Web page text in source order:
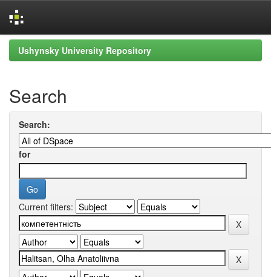
Skip
navigation
Ushynsky University Repository
Search
Search:
for
Current filters: